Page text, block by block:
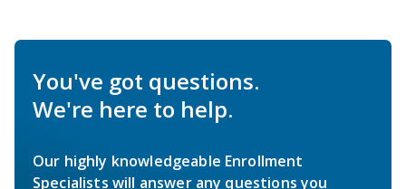
You've got questions.
We're here to help.
Our highly knowledgeable Enrollment
Specialists will answer any questions you